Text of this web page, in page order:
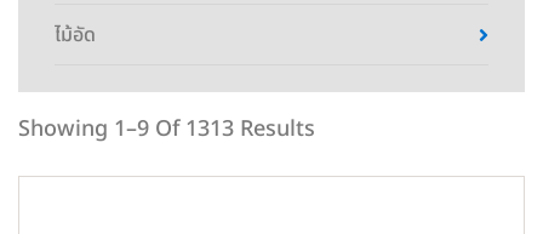
ไม้อัด
Showing 1–9 Of 1313 Results